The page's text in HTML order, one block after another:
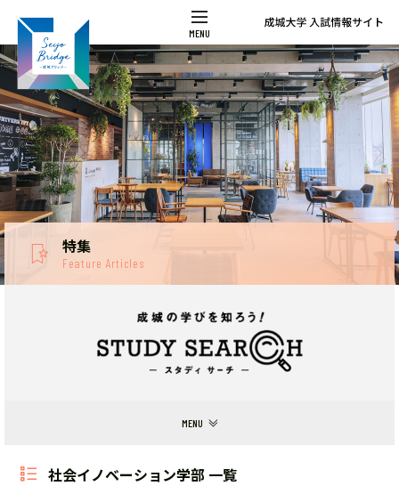
特集
Feature Articles
社会イノベーション学部 一覧